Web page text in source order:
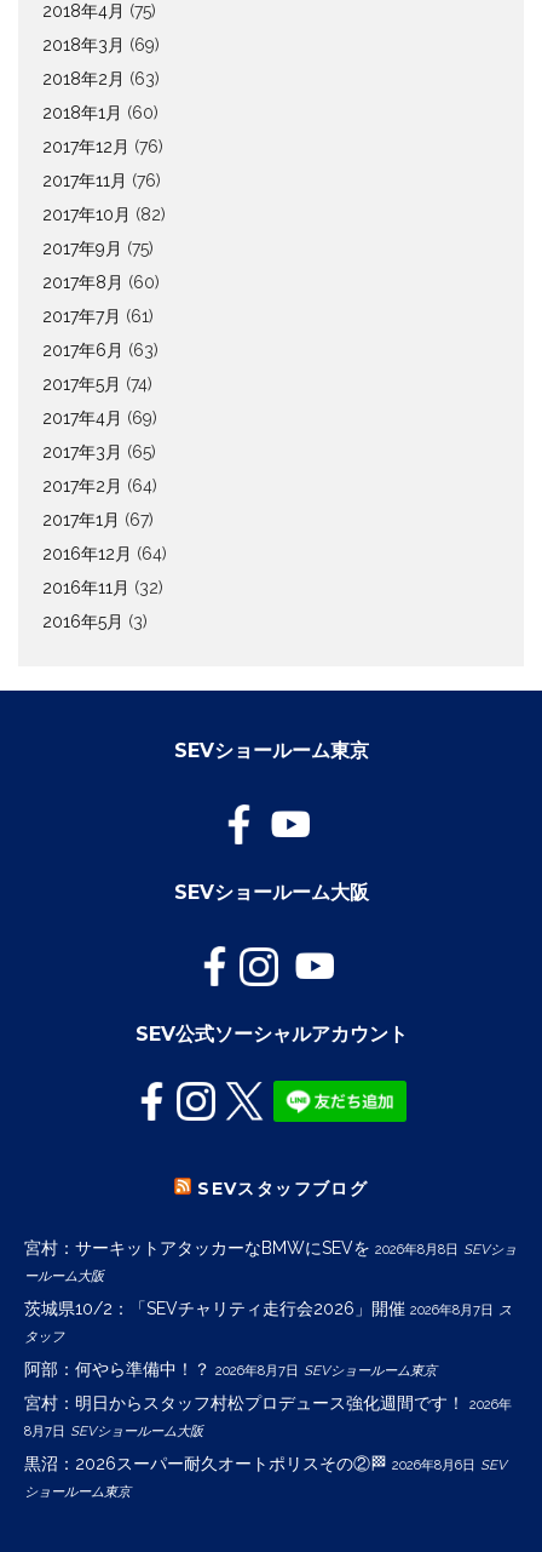
2018年4月 (75)
2018年3月 (69)
2018年2月 (63)
2018年1月 (60)
2017年12月 (76)
2017年11月 (76)
2017年10月 (82)
2017年9月 (75)
2017年8月 (60)
2017年7月 (61)
2017年6月 (63)
2017年5月 (74)
2017年4月 (69)
2017年3月 (65)
2017年2月 (64)
2017年1月 (67)
2016年12月 (64)
2016年11月 (32)
2016年5月 (3)
SEVショールーム東京
SEVショールーム大阪
SEV公式ソーシャルアカウント
SEVスタッフブログ
宮村：サーキットアタッカーなBMWにSEVを 2026年8月8日 SEVショ
ールーム大阪
茨城県10/2：「SEVチャリティ走行会2026」開催 2026年8月7日 ス
タッフ
阿部：何やら準備中！？ 2026年8月7日 SEVショールーム東京
宮村：明日からスタッフ村松プロデュース強化週間です！
2026年
8月7日 SEVショールーム大阪
黒沼：2026スーパー耐久オートポリスその②🏁 2026年8月6日 SEV
ショールーム東京